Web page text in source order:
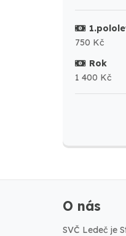
750 Kč
Rok
1 400 Kč
O nás
SVČ Ledeč je